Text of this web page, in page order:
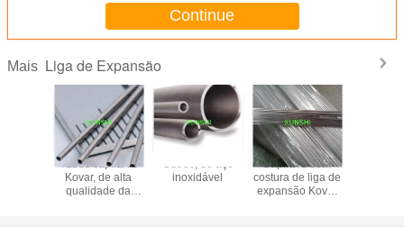
Continue
Mais Liga de Expansão
Tubos capilares
Kovar, de alta
qualidade da
Outros, de aço
inoxidável
Capilário sem
costura de liga de
expansão Kovar